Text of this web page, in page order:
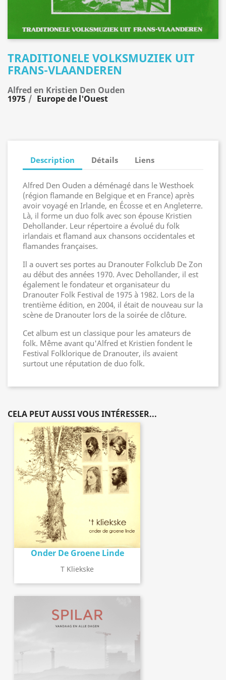
TRADITIONELE VOLKSMUZIEK UIT
FRANS-VLAANDEREN
Alfred en Kristien Den Ouden
1975 Europe de l'Ouest
Description Détails Liens
Alfred Den Ouden a déménagé dans le Westhoek
(région flamande en Belgique et en France) après
avoir voyagé en Irlande, en Écosse et en Angleterre.
Là, il forme un duo folk avec son épouse Kristien
Dehollander. Leur répertoire a évolué du folk
irlandais et flamand aux chansons occidentales et
flamandes françaises.
Il a ouvert ses portes au Dranouter Folkclub De Zon
au début des années 1970. Avec Dehollander, il est
également le fondateur et organisateur du
Dranouter Folk Festival de 1975 à 1982. Lors de la
trentième édition, en 2004, il était de nouveau sur la
scène de Dranouter lors de la soirée de clôture.
Cet album est un classique pour les amateurs de
folk. Même avant qu'Alfred et Kristien fondent le
Festival Folklorique de Dranouter, ils avaient
surtout une réputation de duo folk.
CELA PEUT AUSSI VOUS INTÉRESSER...
Onder De Groene Linde
T Kliekske